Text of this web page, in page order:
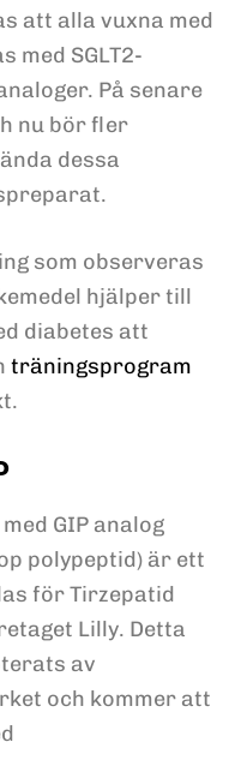
att alla vuxna med
med SGLT2-
På senare
nu bör fler
dessa
som observeras
hjälper till
diabetes att
träningsprogram
GIP analog
polypeptid) är ett
för Tirzepatid
Lilly. Detta
av
och kommer att